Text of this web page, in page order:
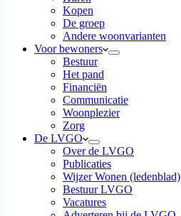
Kopen
De groep
Andere woonvarianten
Voor bewoners
Bestuur
Het pand
Financiën
Communicatie
Woonplezier
Zorg
De LVGO
Over de LVGO
Publicaties
Wijzer Wonen (ledenblad)
Bestuur LVGO
Vacatures